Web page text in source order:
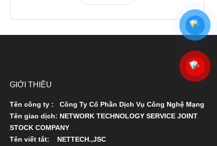
GIỚI THIỆU
Tên công ty : Công Ty Cổ Phần Dịch Vụ Công Nghệ Mạng
Tên giao dịch: NETWORK TECHNOLOGY SERVICE JOINT
STOCK COMPANY
Tên viết tắt: NETTECH.,JSC